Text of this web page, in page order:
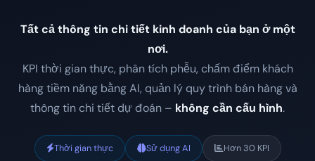
Tất cả thông tin chi tiết kinh doanh của bạn ở một
nơi.
KPI thời gian thực, phân tích phễu, chấm điểm khách
hàng tiềm năng bằng AI, quản lý quy trình bán hàng và
thông tin chi tiết dự đoán – không cần cấu hình.
Thời gian thực Sử dụng AI Hơn 30 KPI